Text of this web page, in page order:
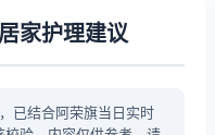
家护理建议
已结合阿荣旗当日实时